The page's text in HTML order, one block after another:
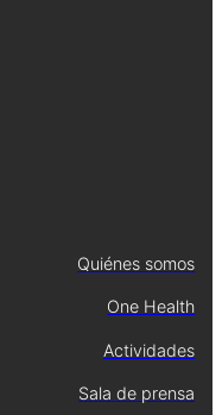
Quiénes somos
One Health
Actividades
Sala de prensa